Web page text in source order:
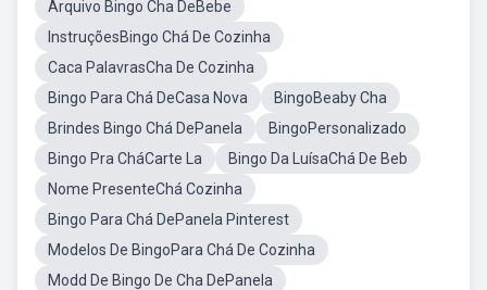
Arquivo Bingo Cha DeBebe
InstruçõesBingo Chá De Cozinha
Caca PalavrasCha De Cozinha
Bingo Para Chá DeCasa Nova
BingoBeaby Cha
Brindes Bingo Chá DePanela
BingoPersonalizado
Bingo Pra CháCarte La
Bingo Da LuísaChá De Beb
Nome PresenteChá Cozinha
Bingo Para Chá DePanela Pinterest
Modelos De BingoPara Chá De Cozinha
Modd De Bingo De Cha DePanela